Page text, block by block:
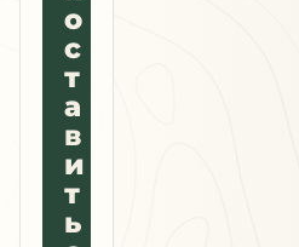
о
с
т
а
в
и
т
ь